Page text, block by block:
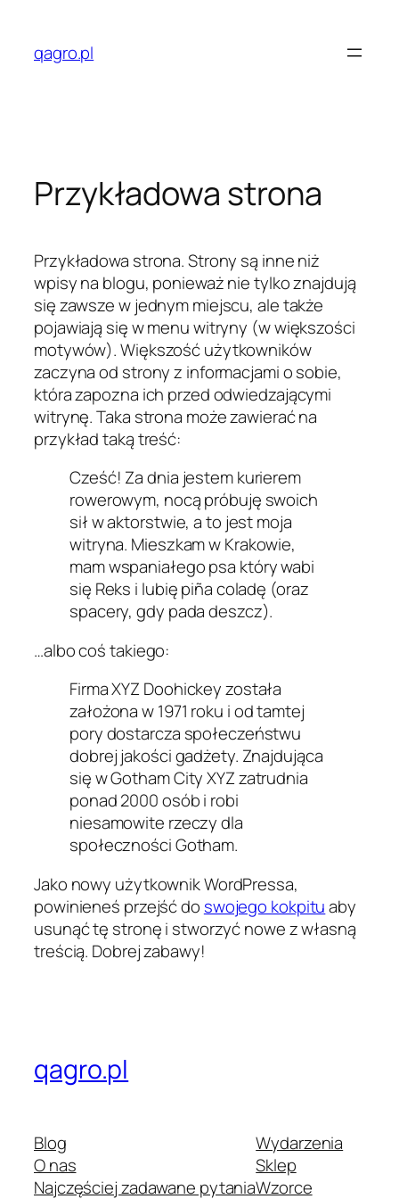
treściqagro.pl
Przykładowa strona
Przykładowa strona. Strony są inne niż
wpisy na blogu, ponieważ nie tylko znajdują
się zawsze w jednym miejscu, ale także
pojawiają się w menu witryny (w większości
motywów). Większość użytkowników
zaczyna od strony z informacjami o sobie,
która zapozna ich przed odwiedzającymi
witrynę. Taka strona może zawierać na
przykład taką treść:
Cześć! Za dnia jestem kurierem
rowerowym, nocą próbuję swoich
sił w aktorstwie, a to jest moja
witryna. Mieszkam w Krakowie,
mam wspaniałego psa który wabi
się Reks i lubię piña coladę (oraz
spacery, gdy pada deszcz).
…albo coś takiego:
Firma XYZ Doohickey została
założona w 1971 roku i od tamtej
pory dostarcza społeczeństwu
dobrej jakości gadżety. Znajdująca
się w Gotham City XYZ zatrudnia
ponad 2000 osób i robi
niesamowite rzeczy dla
społeczności Gotham.
Jako nowy użytkownik WordPressa,
powinieneś przejść do swojego kokpituaby
usunąć tę stronę i stworzyć nowe z własną
treścią. Dobrej zabawy!
qagro.pl
Blog
O nas
Najczęściej zadawane pytania
Wydarzenia
Sklep
Wzorce